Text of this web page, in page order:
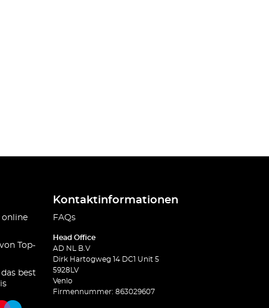
online
Top-
best
Kontaktinformationen
FAQs
Head Office
AD NL B.V
Dirk Hartogweg 14 DC1 Unit 5
5928LV
Venlo
Firmennummer: 863029607